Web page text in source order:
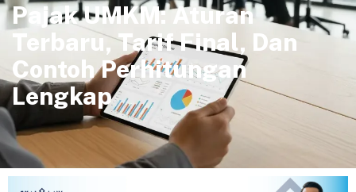
Pajak UMKM: Aturan
Terbaru, Tarif Final, Dan
Contoh Perhitungan
Lengkap